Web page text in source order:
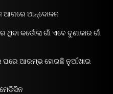
ଆଗରେ ଆନ୍ଦୋଳନ
କର୍ଡୋଲା ଗାଁ ଏବେ ବୁଣାକାର ଗାଁ
ଘରେ ଆରମ୍ଭ ହୋଇଛି ନୁଆଁଖାଇ